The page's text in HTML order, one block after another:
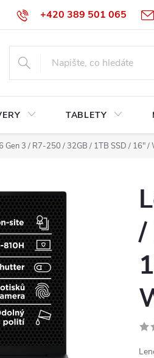
+420 389 501 065
TABLETY
Gen 3 / R7-250 / 32GB / 1TB SSD / 16"
/